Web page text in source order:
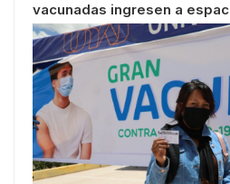
vacunadas ingresen a